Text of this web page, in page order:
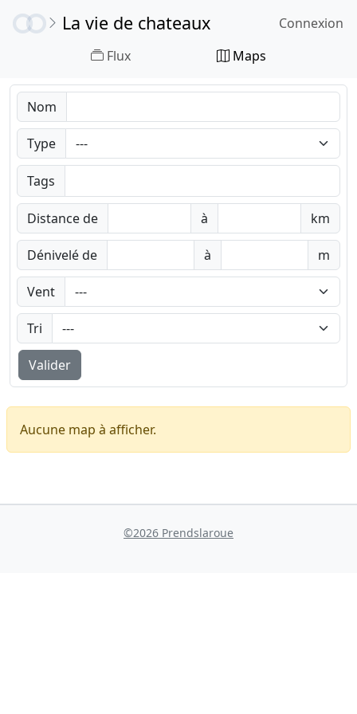
La vie de chateaux
Flux Maps
Connexion
Nom
Type
Tags
Distance de à km
Dénivelé de à m
Vent
Tri
Valider
Aucune map à afficher.
©2026 Prendslaroue